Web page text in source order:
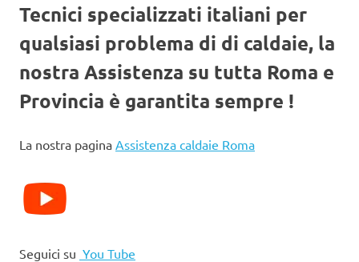
Tecnici specializzati italiani per
qualsiasi problema di di caldaie, la
nostra Assistenza su tutta Roma e
Provincia è garantita sempre !
La nostra pagina Assistenza caldaie Roma
Seguici su You Tube